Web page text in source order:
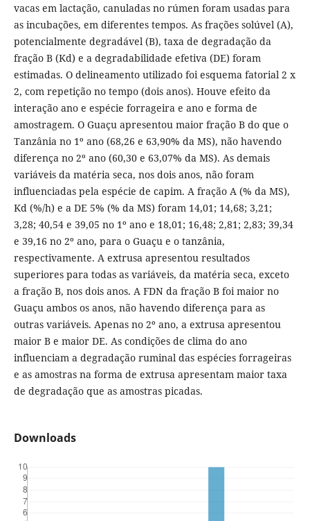
vacas em lactação, canuladas no rúmen foram usadas para
as incubações, em diferentes tempos. As frações solúvel (A),
potencialmente degradável (B), taxa de degradação da
fração B (Kd) e a degradabilidade efetiva (DE) foram
estimadas. O delineamento utilizado foi esquema fatorial 2 x
2, com repetição no tempo (dois anos). Houve efeito da
interação ano e espécie forrageira e ano e forma de
amostragem. O Guaçu apresentou maior fração B do que o
Tanzânia no 1º ano (68,26 e 63,90% da MS), não havendo
diferença no 2º ano (60,30 e 63,07% da MS). As demais
variáveis da matéria seca, nos dois anos, não foram
influenciadas pela espécie de capim. A fração A (% da MS),
Kd (%/h) e a DE 5% (% da MS) foram 14,01; 14,68; 3,21;
3,28; 40,54 e 39,05 no 1º ano e 18,01; 16,48; 2,81; 2,83; 39,34
e 39,16 no 2º ano, para o Guaçu e o tanzânia,
respectivamente. A extrusa apresentou resultados
superiores para todas as variáveis, da matéria seca, exceto
a fração B, nos dois anos. A FDN da fração B foi maior no
Guaçu ambos os anos, não havendo diferença para as
outras variáveis. Apenas no 2º ano, a extrusa apresentou
maior B e maior DE. As condições de clima do ano
influenciam a degradação ruminal das espécies forrageiras
e as amostras na forma de extrusa apresentam maior taxa
de degradação que as amostras picadas.
Downloads